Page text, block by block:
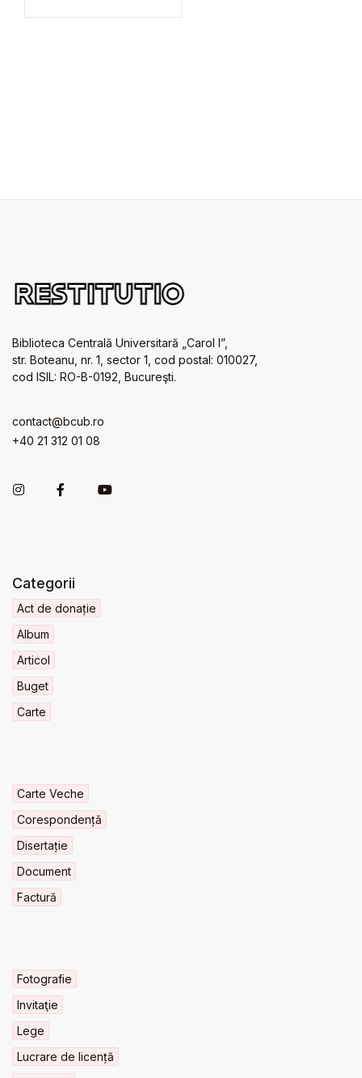
Biblioteca Centrală Universitară „Carol I”,
str. Boteanu, nr. 1, sector 1, cod postal: 010027,
cod ISIL: RO-B-0192, Bucureşti.
contact@bcub.ro
+40 21 312 01 08
Categorii
Act de donație
Album
Articol
Buget
Carte
Carte Veche
Corespondență
Disertație
Document
Factură
Fotografie
Invitaţie
Lege
Lucrare de licență